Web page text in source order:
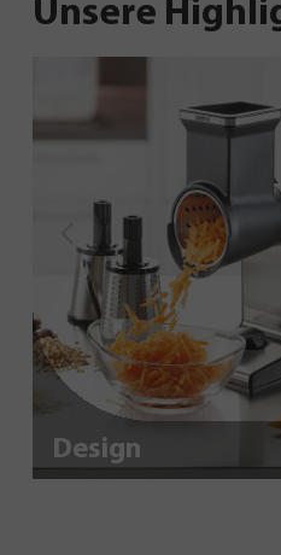
Unsere
Design